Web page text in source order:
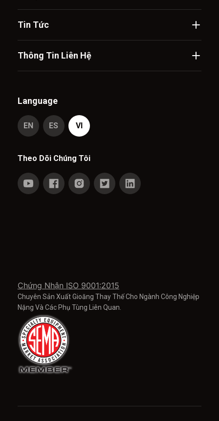
Tin Tức
Thông Tin Liên Hệ
Chứng Nhận ISO 9001:2015
Chuyên Sản Xuất Gioăng Thay Thế Cho Ngành Công Nghiệp
Nặng Và Các Phụ Tùng Liên Quan.
Language
EN ES VI
Theo Dõi Chúng Tôi